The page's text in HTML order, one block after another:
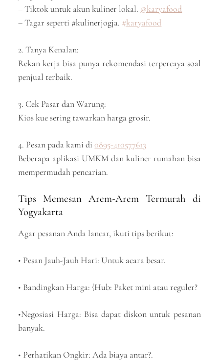
– Tiktok untuk akun kuliner lokal. @karyafood
– Tagar seperti #kulinerjogja. #karyafood
2. Tanya Kenalan:
Rekan kerja bisa punya rekomendasi terpercaya soal
penjual terbaik.
3. Cek Pasar dan Warung:
Kios kue sering tawarkan harga grosir.
4. Pesan pada kami di0895-410577613
Beberapa aplikasi UMKM dan kuliner rumahan bisa
mempermudah pencarian.
Tips Memesan Arem-Arem Termurah di
Yogyakarta
Agar pesanan Anda lancar, ikuti tips berikut:
• Pesan Jauh-Jauh Hari: Untuk acara besar.
• Bandingkan Harga: {Hub: Paket mini atau reguler?
•Negosiasi Harga: Bisa dapat diskon untuk pesanan
banyak.
• Perhatikan Ongkir: Ada biaya antar?.